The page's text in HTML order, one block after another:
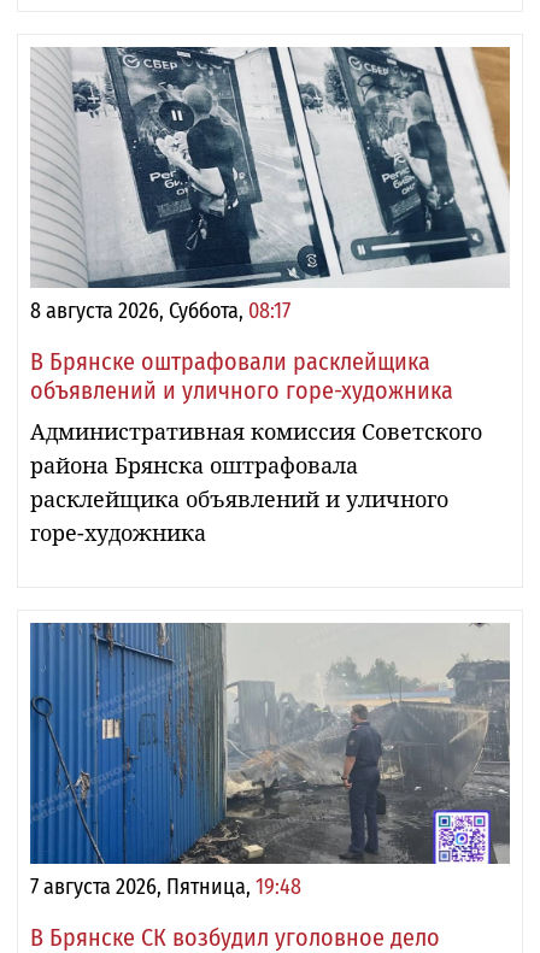
8 августа 2026, Суббота, 08:17
В Брянске оштрафовали расклейщика
объявлений и уличного горе-художника
Административная комиссия Советского
района Брянска оштрафовала
расклейщика объявлений и уличного
горе-художника
7 августа 2026, Пятница, 19:48
В Брянске СК возбудил уголовное дело